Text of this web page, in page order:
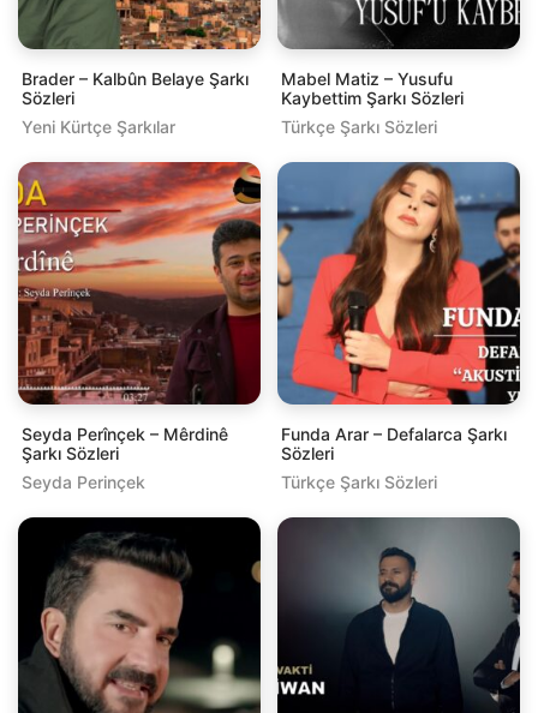
Brader – Kalbûn Belaye Şarkı
Sözleri
Yeni Kürtçe Şarkılar
Mabel Matiz – Yusufu
Kaybettim Şarkı Sözleri
Türkçe Şarkı Sözleri
Seyda Perînçek – Mêrdinê
Şarkı Sözleri
Seyda Perinçek
Funda Arar – Defalarca Şarkı
Sözleri
Türkçe Şarkı Sözleri